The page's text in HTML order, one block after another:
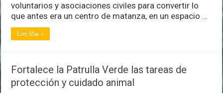
de
bienestar
animal
voluntarios y asociaciones civiles para convertir lo
que antes era un centro de matanza, en un espacio …
Leer Mas »
Fortalece la Patrulla Verde las tareas de
protección y cuidado animal